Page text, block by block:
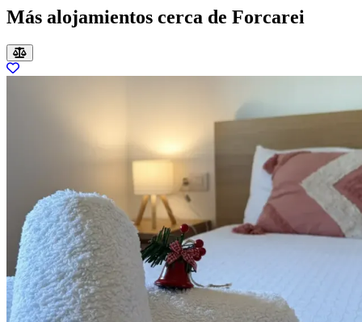
Más alojamientos cerca de Forcarei